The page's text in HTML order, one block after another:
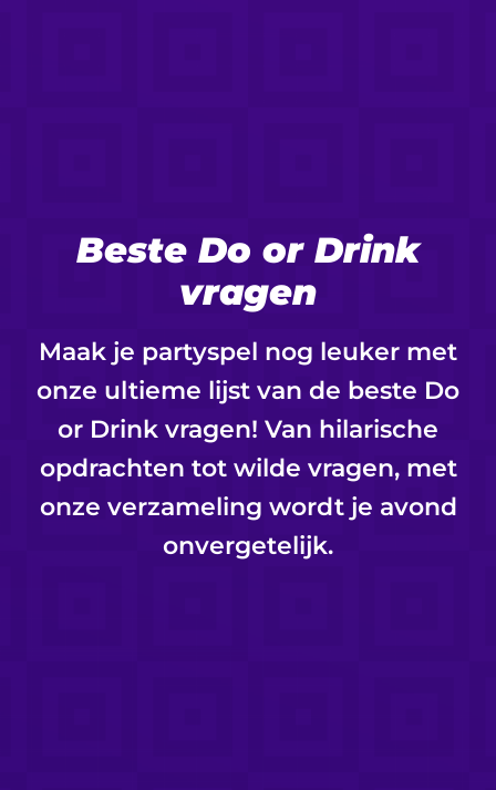
Beste Do or Drink
vragen
Maak je partyspel nog leuker met
onze ultieme lijst van de beste Do
or Drink vragen! Van hilarische
opdrachten tot wilde vragen, met
onze verzameling wordt je avond
onvergetelijk.